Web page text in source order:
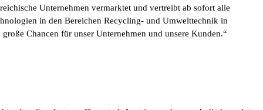
Unternehmen vermarktet und vertreibt ab sofort alle
in den Bereichen Recycling- und Umwelttechnik in
Chancen für unser Unternehmen und unsere Kunden.“